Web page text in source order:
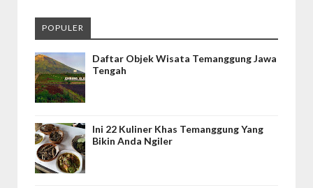
POPULER
Daftar Objek Wisata Temanggung Jawa
Tengah
Ini 22 Kuliner Khas Temanggung Yang
Bikin Anda Ngiler